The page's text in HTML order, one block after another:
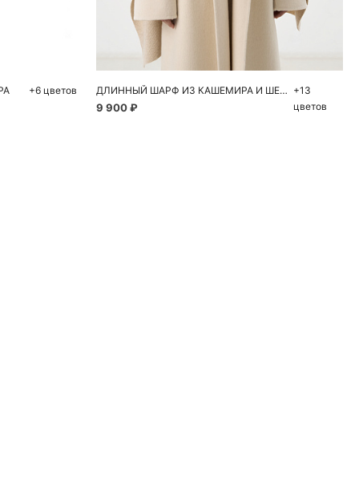
+6 цветов
Добавить в корзину
One size
ДЛИННЫЙ ШАРФ ИЗ КАШЕМИРА И ШЕРСТИ
9 900 ₽
+13
цветов